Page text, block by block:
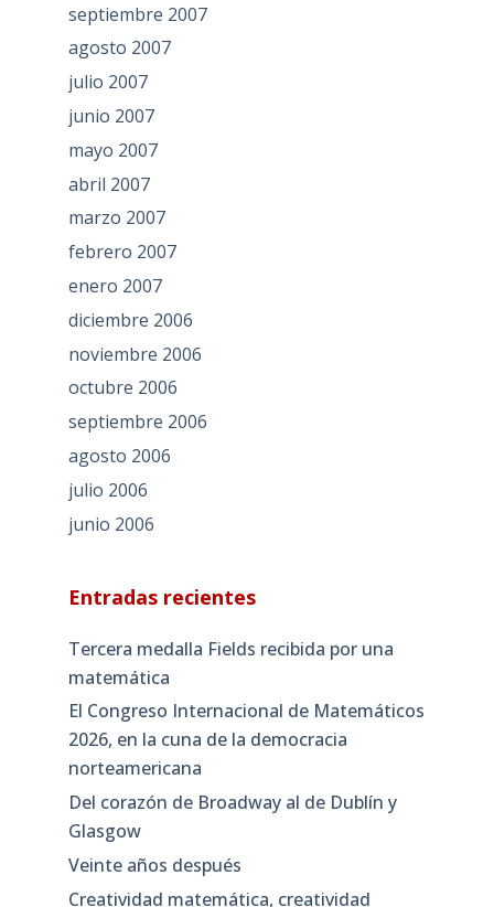
septiembre 2007
agosto 2007
julio 2007
junio 2007
mayo 2007
abril 2007
marzo 2007
febrero 2007
enero 2007
diciembre 2006
noviembre 2006
octubre 2006
septiembre 2006
agosto 2006
julio 2006
junio 2006
Entradas recientes
Tercera medalla Fields recibida por una
matemática
El Congreso Internacional de Matemáticos
2026, en la cuna de la democracia
norteamericana
Del corazón de Broadway al de Dublín y
Glasgow
Veinte años después
Creatividad matemática, creatividad